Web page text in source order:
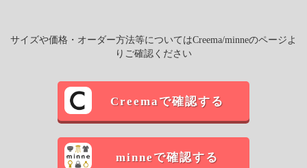
サイズや価格・オーダー方法等についてはCreema/minneのページよ
りご確認ください
Creemaで確認する
minneで確認する